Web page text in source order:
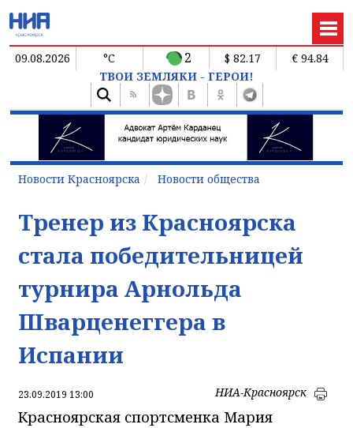
09.08.2026 °C 2 $ 82.17
€ 94.84
ТВОИ ЗЕМЛЯКИ - ГЕРОИ!
Новости Красноярска Новости общества
Тренер из Красноярска
стала победительницей
турнира Арнольда
Шварценеггера в
Испании
23.09.2019 13:00 НИА-Красноярск
Красноярская спортсменка Мария